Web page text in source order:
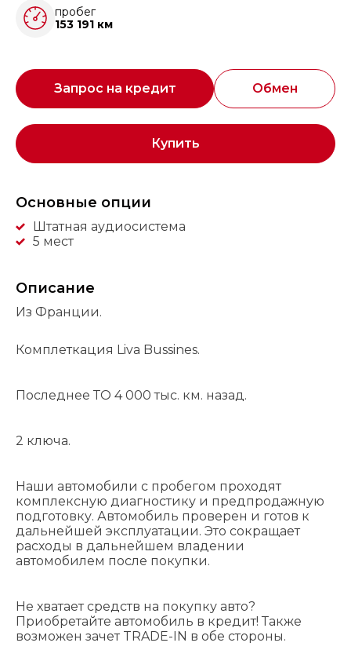
пробег
153 191 км
Запрос на кредит Обмен
Купить
Основные опции
Штатная аудиосистема
5 мест
Описание
Из Франции.
Комплеткация Liva Bussines.
Последнее ТО 4 000 тыс. км. назад.
2 ключа.
Наши автомобили с пробегом проходят
комплексную диагностику и предпродажную
подготовку. Автомобиль проверен и готов к
дальнейшей эксплуатации. Это сокращает
расходы в дальнейшем владении
автомобилем после покупки.
Не хватает средств на покупку авто?
Приобретайте автомобиль в кредит! Также
возможен зачет TRADE-IN в обе стороны.